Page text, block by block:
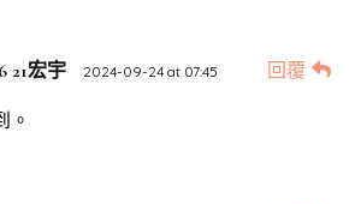
21宏宇 2024-09-24 at 07:45 回覆
。